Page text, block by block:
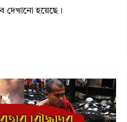
দেখানো হয়েছে।